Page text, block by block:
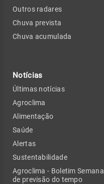
Outros radares
Chuva prevista
Chuva acumulada
Notícias
Últimas notícias
Agroclima
Alimentação
Saúde
Alertas
Sustentabilidade
Agroclima - Boletim Semanal
de previsão do tempo